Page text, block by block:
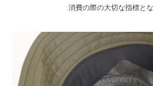
消費の際の大切な指標と